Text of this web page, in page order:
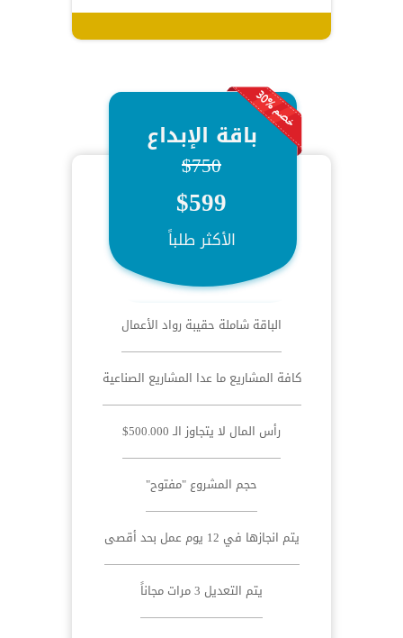
باقة الإبداع
$750
$599
الأكثر طلباً
الباقة شاملة حقيبة رواد الأعمال
كافة المشاريع ما عدا المشاريع الصناعية
رأس المال لا يتجاوز الـ 500.000$
حجم المشروع "مفتوح"
يتم انجازها في 12 يوم عمل بحد أقصى
يتم التعديل 3 مرات مجاناً